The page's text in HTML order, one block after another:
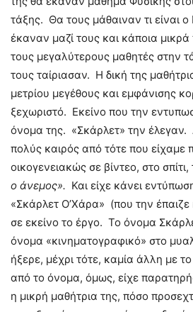
τάξης. Θα τους μάθαιναν τι είναι
έκαναν μαζί τους και κάποια
τους μεγαλύτερους μαθητές στην
τους ταίριασαν. Η δική της
μετρίου μεγέθους και εμφάνισης
ξεχωριστό. Εκείνο που την
όνομα της. «Σκάρλετ» την έλεγαν.
πολύς καιρός από τότε που είχαμε
οικογενειακώς σε βίντεο, στο σπίτι,
ο άνεμος». Και είχε κάνει
«Σκάρλετ Ο’Χάρα» (που την έπαιζε
σε εκείνο το έργο. Το όνομα
όνομα «κινηματογραφικό» στο
ήξερε, μέχρι τότε, καμία άλλη με
από το όνομα, όμως, είχε
η μικρή μαθήτρια της, πόσο